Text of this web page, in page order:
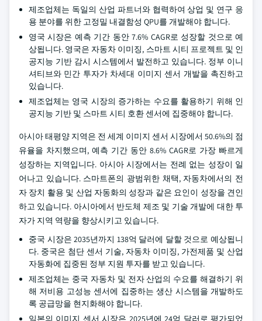
제조업체는 독일의 산업 파트너와 협력하여 상업 및 연구 응
용 분야를 위한 고정밀 내결함성 QPU를 개발해야 합니다.
영국 시장은 예측 기간 동안 7.6% CAGR로 성장할 것으로 예
상됩니다. 영국은 자동차 이미징, 스마트 시티 프로젝트 및 인
공지능 기반 감시 시스템에서 발전하고 있습니다. 정부 이니
셔티브와 민간 투자가 차세대 이미지 센서 개발을 촉진하고
있습니다.
제조업체는 영국 시장의 증가하는 수요를 활용하기 위해 인
공지능 기반 및 스마트 시티 호환 센서에 집중해야 합니다.
아시아 태평양 지역은 전 세계 이미지 센서 시장에서 50.6%의 점
유율을 차지했으며, 예측 기간 동안 8.6% CAGR로 가장 빠르게
성장하는 지역입니다. 아시아 시장에서는 전례 없는 성장이 일
어나고 있습니다. 스마트폰의 광범위한 채택, 자동차에서의 전
자 장치 활용 및 산업 자동화의 성장과 같은 요인이 성장을 견인
하고 있습니다. 아시아에서 반도체 제조 및 기술 개발에 대한 투
자가 지역 역량을 향상시키고 있습니다.
중국 시장은 2035년까지 138억 달러에 달할 것으로 예상됩니
다. 중국은 첨단 센서 기술, 자동차 이미징, 가전제품 및 산업
자동화에 집중된 정부 지원 투자를 받고 있습니다.
제조업체는 중국 자동차 및 전자 산업의 수요를 해결하기 위
해 저비용 고성능 센서에 집중하는 생산 시스템을 개발하도
록 공급망을 현지화해야 합니다.
일본의 이미지 센서 시장은 2025년에 24억 달러로 평가되었